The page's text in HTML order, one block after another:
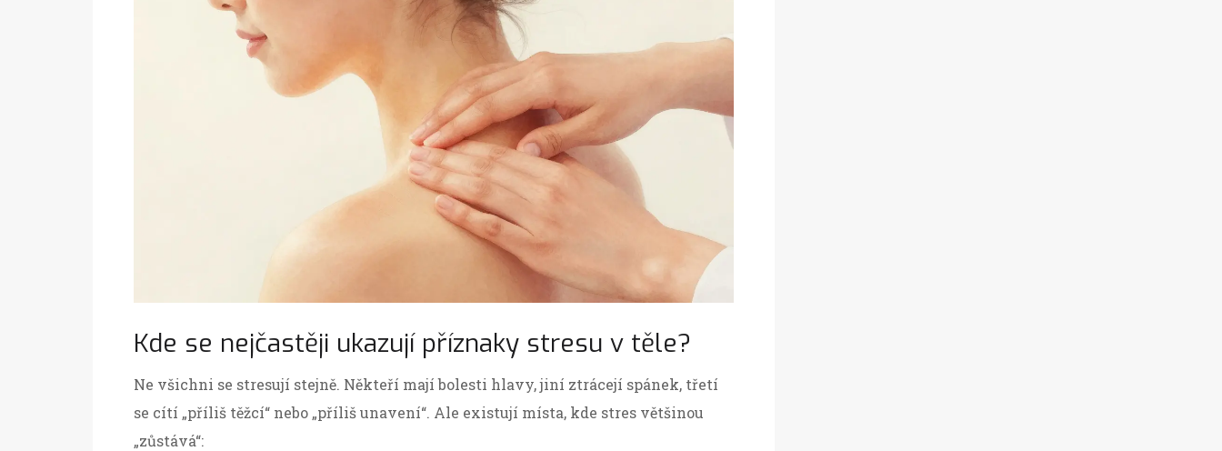
Kde se nejčastěji ukazují příznaky stresu v těle?
Ne všichni se stresují stejně. Někteří mají bolesti hlavy, jiní ztrácejí spánek, třetí
se cítí „příliš těžcí“ nebo „příliš unavení“. Ale existují místa, kde stres většinou
„zůstává“: